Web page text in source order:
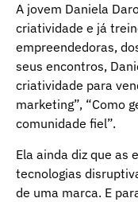
A jovem Daniela
criatividade e já
empreendedoras,
seus encontros,
criatividade para
marketing”, “Como
comunidade fiel”.
Ela ainda diz que as
tecnologias
de uma marca. E